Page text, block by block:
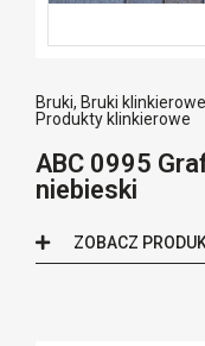
Bruki, Bruki
Produkty klinkierowe
ABC 0995
niebieski
ZOBACZ